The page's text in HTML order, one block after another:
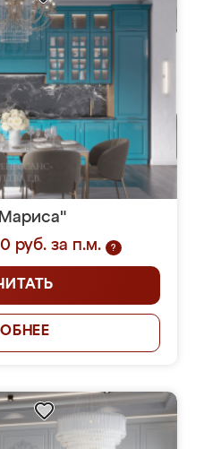
руб. за п.м.
?